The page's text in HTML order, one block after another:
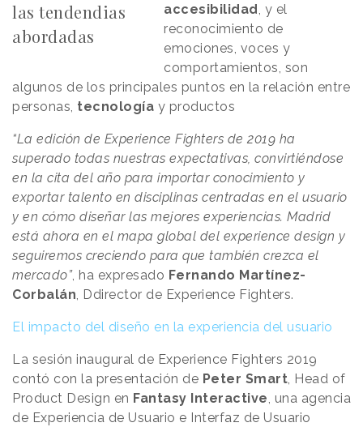
las tendendias
abordadas
accesibilidad , y el
reconocimiento de
emociones, voces y
comportamientos, son
algunos de los principales puntos en la relación entre
personas, tecnología y productos
“La edición de Experience Fighters de 2019 ha
superado todas nuestras expectativas, convirtiéndose
en la cita del año para importar conocimiento y
exportar talento en disciplinas centradas en el usuario
y en cómo diseñar las mejores experiencias. Madrid
está ahora en el mapa global del experience design y
seguiremos creciendo para que también crezca el
mercado”, ha expresado Fernando Martínez-
Corbalán, Ddirector de Experience Fighters.
El impacto del diseño en la experiencia del usuario
La sesión inaugural de Experience Fighters 2019
contó con la presentación de Peter Smart, Head of
Product Design en Fantasy Interactive, una agencia
de Experiencia de Usuario e Interfaz de Usuario